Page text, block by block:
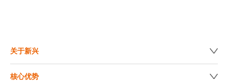
关于新兴
核心优势